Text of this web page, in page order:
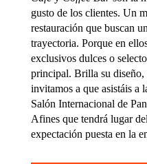
gusto de los clientes. Un
restauración que buscan
trayectoria. Porque en
exclusivos dulces o
principal. Brilla su
invitamos a que asistáis a
Salón Internacional de
Afines que tendrá lugar
expectación puesta en la